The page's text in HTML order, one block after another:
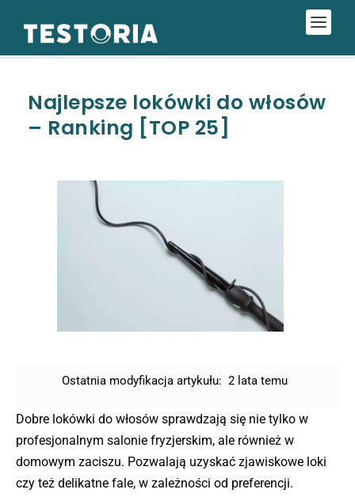
Najlepsze lokówki do włosów
– Ranking [TOP 25]
Ostatnia modyfikacja artykułu: 2 lata temu
Dobre lokówki do włosów sprawdzają się nie tylko w
profesjonalnym salonie fryzjerskim, ale również w
domowym zaciszu. Pozwalają uzyskać zjawiskowe loki
czy też delikatne fale, w zależności od preferencji.